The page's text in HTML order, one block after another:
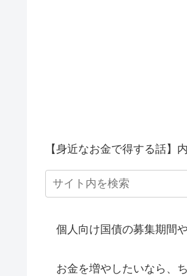
【身近なお金で得する話】
個人向け国債の募集期間
お金を増やしたいなら、